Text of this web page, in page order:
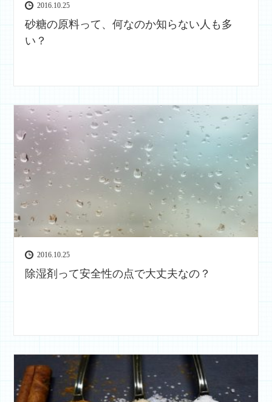
2016.10.25
砂糖の原料って、何なのか知らない人も多
い？
2016.10.25
除湿剤って安全性の点で大丈夫なの？